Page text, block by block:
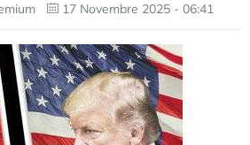
17 Novembre 2025 - 06:41